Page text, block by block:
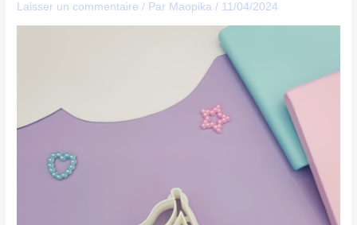
Laisser un commentaire / Par Maopika/ 11/04/2024